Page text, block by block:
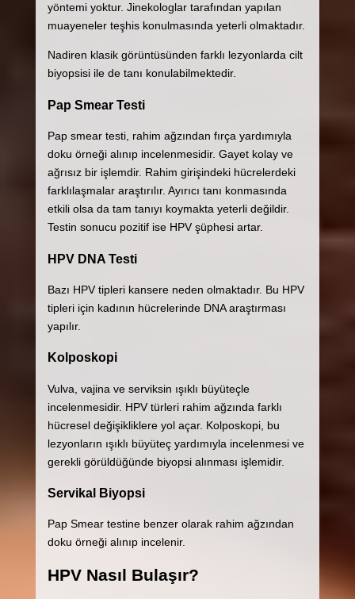
yöntemi yoktur. Jinekologlar tarafından yapılan
muayeneler teşhis konulmasında yeterli olmaktadır.
Nadiren klasik görüntüsünden farklı lezyonlarda cilt
biyopsisi ile de tanı konulabilmektedir.
Pap Smear Testi
Pap smear testi, rahim ağzından fırça yardımıyla
doku örneği alınıp incelenmesidir. Gayet kolay ve
ağrısız bir işlemdir. Rahim girişindeki hücrelerdeki
farklılaşmalar araştırılır. Ayırıcı tanı konmasında
etkili olsa da tam tanıyı koymakta yeterli değildir.
Testin sonucu pozitif ise HPV şüphesi artar.
HPV DNA Testi
Bazı HPV tipleri kansere neden olmaktadır. Bu HPV
tipleri için kadının hücrelerinde DNA araştırması
yapılır.
Kolposkopi
Vulva, vajina ve serviksin ışıklı büyüteçle
incelenmesidir. HPV türleri rahim ağzında farklı
hücresel değişikliklere yol açar. Kolposkopi, bu
lezyonların ışıklı büyüteç yardımıyla incelenmesi ve
gerekli görüldüğünde biyopsi alınması işlemidir.
Servikal Biyopsi
Pap Smear testine benzer olarak rahim ağzından
doku örneği alınıp incelenir.
HPV Nasıl Bulaşır?